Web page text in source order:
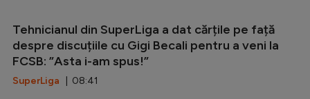
Tehnicianul din SuperLiga a dat cărțile pe față
despre discuțiile cu Gigi Becali pentru a veni la
FCSB: ”Asta i-am spus!”
SuperLiga | 08:41